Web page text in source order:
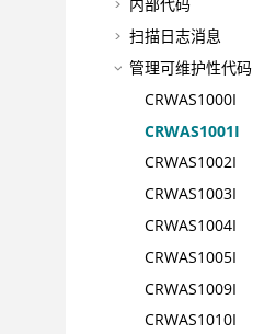
内部代码
扫描日志消息
管理可维护性代码
CRWAS1000I
CRWAS1001I
CRWAS1002I
CRWAS1003I
CRWAS1004I
CRWAS1005I
CRWAS1009I
CRWAS1010I